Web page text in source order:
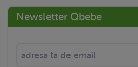
Newsletter Qbebe